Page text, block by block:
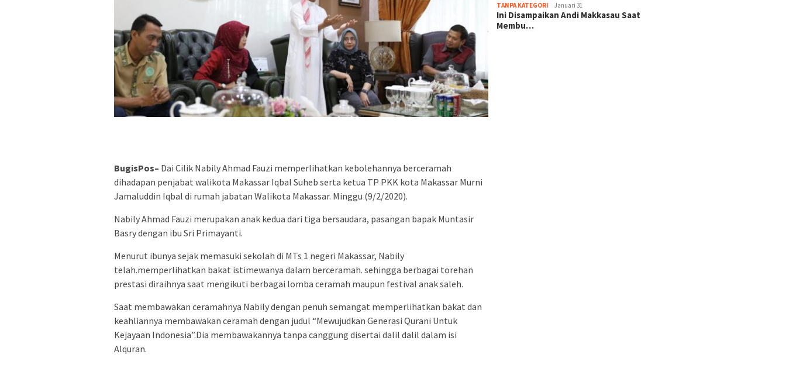
BugisPos– Dai Cilik Nabily Ahmad Fauzi memperlihatkan kebolehannya berceramah
dihadapan penjabat walikota Makassar Iqbal Suheb serta ketua TP PKK kota Makassar Murni
Jamaluddin Iqbal di rumah jabatan Walikota Makassar. Minggu (9/2/2020).
Nabily Ahmad Fauzi merupakan anak kedua dari tiga bersaudara, pasangan bapak Muntasir
Basry dengan ibu Sri Primayanti.
Menurut ibunya sejak memasuki sekolah di MTs 1 negeri Makassar, Nabily
telah.memperlihatkan bakat istimewanya dalam berceramah. sehingga berbagai torehan
prestasi diraihnya saat mengikuti berbagai lomba ceramah maupun festival anak saleh.
Saat membawakan ceramahnya Nabily dengan penuh semangat memperlihatkan bakat dan
keahliannya membawakan ceramah dengan judul “Mewujudkan Generasi Qurani Untuk
Kejayaan Indonesia”.Dia membawakannya tanpa canggung disertai dalil dalil dalam isi
Alquran.
TANPA KATEGORI Januari 31
Ini Disampaikan Andi Makkasau Saat
Membu…